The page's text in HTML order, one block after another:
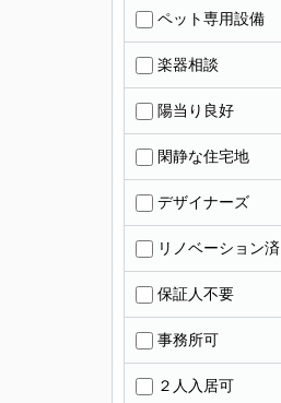
ペット専用設備
楽器相談
陽当り良好
閑静な住宅地
デザイナーズ
リノベーション済
保証人不要
事務所可
２人入居可